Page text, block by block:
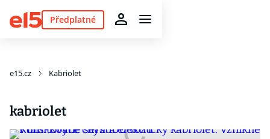
Předplatné
e15.cz Kabriolet
kabriolet